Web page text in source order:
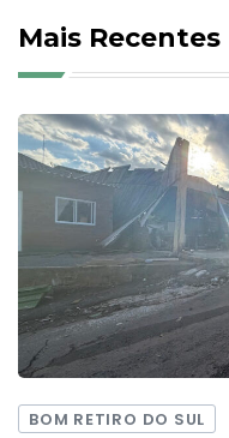
Mais Recentes
BOM RETIRO DO SUL